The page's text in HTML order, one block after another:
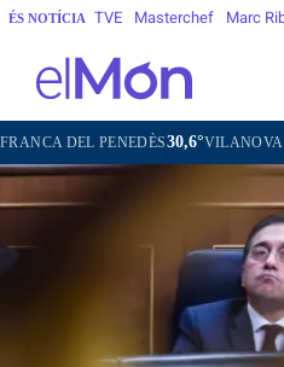
ÉS NOTÍCIA TVE Masterchef Marc
30,6°VILANOVA I LA GELTRÚ